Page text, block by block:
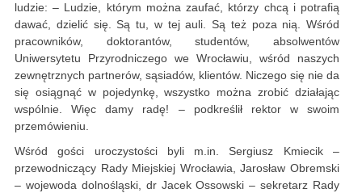
ludzie: – Ludzie, którym można zaufać, którzy chcą i potrafią
dawać, dzielić się. Są tu, w tej auli. Są też poza nią. Wśród
pracowników, doktorantów, studentów, absolwentów
Uniwersytetu Przyrodniczego we Wrocławiu, wśród naszych
zewnętrznych partnerów, sąsiadów, klientów. Niczego się nie da
się osiągnąć w pojedynkę, wszystko można zrobić działając
wspólnie. Więc damy radę! – podkreślił rektor w swoim
przemówieniu.
Wśród gości uroczystości byli m.in. Sergiusz Kmiecik –
przewodniczący Rady Miejskiej Wrocławia, Jarosław Obremski
– wojewoda dolnośląski, dr Jacek Ossowski – sekretarz Rady